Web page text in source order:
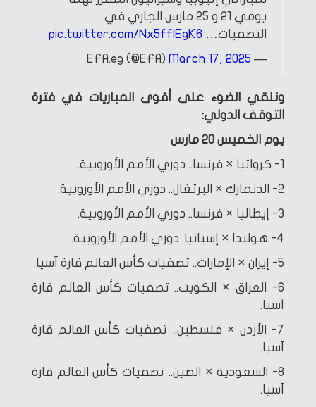
يومي 21 و 25 مارس الجاري في
التصفيات… pic.twitter.com/Nx5ffIEgK6
— EFA.eg (@EFA)
March 17, 2025
ونلقي الضوء على أقوى المباريات في فترة
التوقف الدولي:
يوم الخميس 20 مارس
1- كرواتيا × فرنسا.. دوري الأمم الأوروبية.
2- الدنمارك × البرتغال.. دوري الأمم الأوروبية.
3- إيطاليا × فرنسا.. دوري الأمم الأوروبية.
4- هولندا × إسبانيا. دوري الأمم الأوروبية.
5- إيران × الإمارات.. تصفيات كأس العالم قارة آسيا.
6- العراق × الكويت.. تصفيات كأس العالم قارة
آسيا.
7- الأردن × فلسطين.. تصفيات كأس العالم قارة
آسيا.
8- السعودية × الصين.. تصفيات كأس العالم قارة
آسيا.